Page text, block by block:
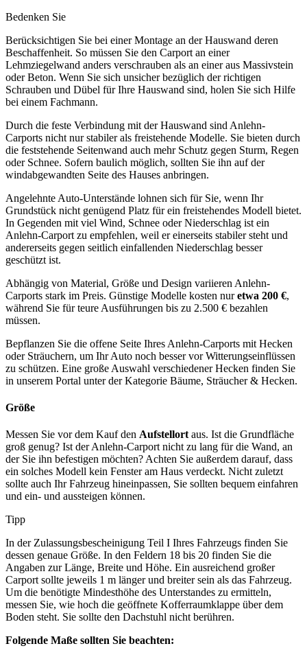
Bedenken Sie
Berücksichtigen Sie bei einer Montage an der Hauswand deren
Beschaffenheit. So müssen Sie den Carport an einer
Lehmziegelwand anders verschrauben als an einer aus Massivstein
oder Beton. Wenn Sie sich unsicher bezüglich der richtigen
Schrauben und Dübel für Ihre Hauswand sind, holen Sie sich Hilfe
bei einem Fachmann.
Durch die feste Verbindung mit der Hauswand sind Anlehn-
Carports nicht nur stabiler als freistehende Modelle. Sie bieten durch
die feststehende Seitenwand auch mehr Schutz gegen Sturm, Regen
oder Schnee. Sofern baulich möglich, sollten Sie ihn auf der
windabgewandten Seite des Hauses anbringen.
Angelehnte Auto-Unterstände lohnen sich für Sie, wenn Ihr
Grundstück nicht genügend Platz für ein freistehendes Modell bietet.
In Gegenden mit viel Wind, Schnee oder Niederschlag ist ein
Anlehn-Carport zu empfehlen, weil er einerseits stabiler steht und
andererseits gegen seitlich einfallenden Niederschlag besser
geschützt ist.
Abhängig von Material, Größe und Design variieren Anlehn-
Carports stark im Preis. Günstige Modelle kosten nuretwa 200 €,
während Sie für teure Ausführungen bis zu 2.500 € bezahlen
müssen.
Bepflanzen Sie die offene Seite Ihres Anlehn-Carports mit Hecken
oder Sträuchern, um Ihr Auto noch besser vor Witterungseinflüssen
zu schützen. Eine große Auswahl verschiedener Hecken finden Sie
in unserem Portal unter der Kategorie Bäume, Sträucher & Hecken.
Größe
Messen Sie vor dem Kauf den Aufstellort aus. Ist die Grundfläche
groß genug? Ist der Anlehn-Carport nicht zu lang für die Wand, an
der Sie ihn befestigen möchten? Achten Sie außerdem darauf, dass
ein solches Modell kein Fenster am Haus verdeckt. Nicht zuletzt
sollte auch Ihr Fahrzeug hineinpassen, Sie sollten bequem einfahren
und ein- und aussteigen können.
Tipp
In der Zulassungsbescheinigung Teil I Ihres Fahrzeugs finden Sie
dessen genaue Größe. In den Feldern 18 bis 20 finden Sie die
Angaben zur Länge, Breite und Höhe. Ein ausreichend großer
Carport sollte jeweils 1 m länger und breiter sein als das Fahrzeug.
Um die benötigte Mindesthöhe des Unterstandes zu ermitteln,
messen Sie, wie hoch die geöffnete Kofferraumklappe über dem
Boden steht. Sie sollte den Dachstuhl nicht berühren.
Folgende Maße sollten Sie beachten: